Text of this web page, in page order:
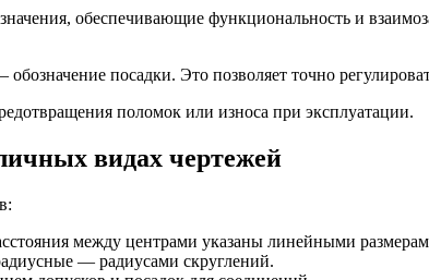
обеспечивающие функциональность и
посадки. Это позволяет точно
поломок или износа при эксплуатации.
видах чертежей
между центрами указаны линейными
— радиусами скруглений.